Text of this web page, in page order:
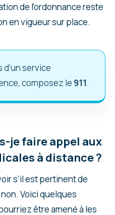
de l’ordonnance reste
en vigueur sur place.
d’un service
composez le 911.
je faire appel aux
à distance ?
s’il est pertinent de
Voici quelques
être amené à les